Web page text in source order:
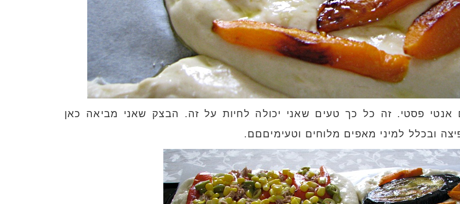
אנטי פסטי. זה כל כך טעים שאני יכולה לחיות על זה. הבצק שאני מביאה כאן
ובכלל למיני מאפים מלוחים וטעימיםםם.